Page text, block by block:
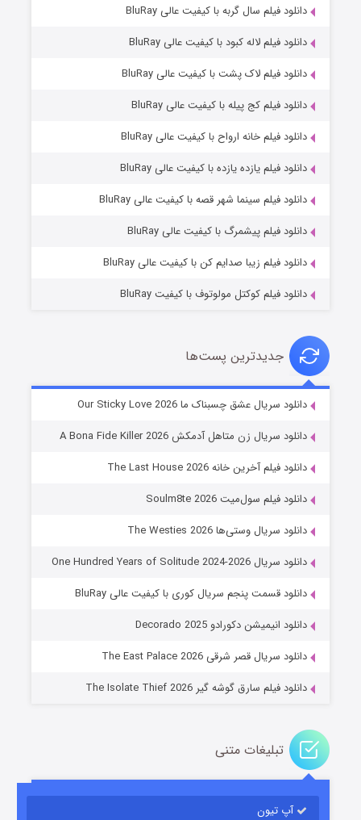
قسمت6 (زیرنویس) منتشر شد
شوهر
عملیات آپارتمان
قسمت2 (زیرنویس) منتشر شد
دانلود فیلم سال گربه با کیفیت عالی BluRay
دانلود فیلم لاله کبود با کیفیت عالی BluRay
دانلود فیلم لاک پشت با کیفیت عالی BluRay
دانلود فیلم کج‌ پیله با کیفیت عالی BluRay
دانلود فیلم خانه ارواح با کیفیت عالی BluRay
دانلود فیلم یازده یازده با کیفیت عالی BluRay
دانلود فیلم سینما شهر قصه با کیفیت عالی BluRay
دانلود فیلم پیشمرگ با کیفیت عالی BluRay
دانلود فیلم زیبا صدایم کن با کیفیت عالی BluRay
دانلود فیلم کوکتل مولوتوف با کیفیت BluRay
جدیدترین پست‌ها
دانلود سریال عشق چسبناک ما Our Sticky Love 2026
دانلود سریال زن متاهل آدمکش A Bona Fide Killer 2026
دانلود فیلم آخرین خانه The Last House 2026
دانلود فیلم سول‌میت Soulm8te 2026
دانلود سریال وستی‌ها The Westies 2026
دانلود سریال One Hundred Years of Solitude 2024-2026
دانلود قسمت پنجم سریال کوری با کیفیت عالی BluRay
دانلود انیمیشن دکورادو Decorado 2025
دانلود سریال قصر شرقی The East Palace 2026
دانلود فیلم سارق گوشه گیر The Isolate Thief 2026
تبلیغات متنی
آپ تیون